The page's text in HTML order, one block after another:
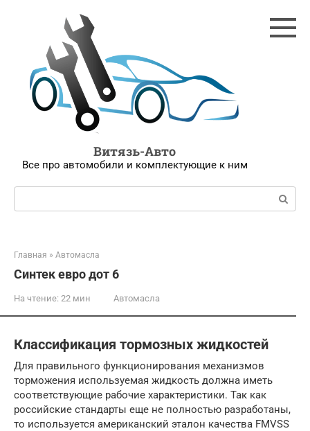
Витязь-Авто
Все про автомобили и комплектующие к ним
Поиск:
Главная » Автомасла
Синтек евро дот 6
На чтение: 22 мин Автомасла
Классификация тормозных жидкостей
Для правильного функционирования механизмов
торможения используемая жидкость должна иметь
соответствующие рабочие характеристики. Так как
российские стандарты еще не полностью разработаны,
то используется американский эталон качества FMVSS